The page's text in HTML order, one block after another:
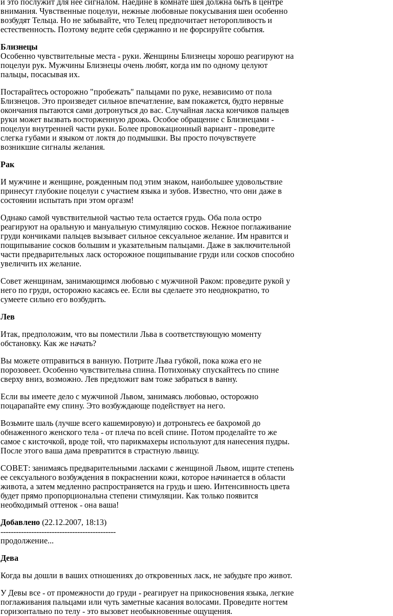
и это послужит для нее сигналом. Наедине в комнате шея должна быть в центре
внимания. Чувственные поцелуи, нежные любовные покусывания шеи особенно
возбудят Тельца. Но не забывайте, что Телец предпочитает неторопливость и
естественность. Поэтому ведите себя сдержанно и не форсируйте события.
Близнецы
Особенно чувствительные места - руки. Женщины Близнецы хорошо реагируют на
поцелуи рук. Мужчины Близнецы очень любят, когда им по одному целуют
пальцы, посасывая их.
Постарайтесь осторожно "пробежать" пальцами по руке, независимо от пола
Близнецов. Это произведет сильное впечатление, вам покажется, будто нервные
окончания пытаются сами дотронуться до вас. Случайная ласка кончиков пальцев
руки может вызвать восторженную дрожь. Особое обращение с Близнецами -
поцелуи внутренней части руки. Более провокационный вариант - проведите
слегка губами и языком от локтя до подмышки. Вы просто почувствуете
возникшие сигналы желания.
Рак
И мужчине и женщине, рожденным под этим знаком, наибольшее удовольствие
принесут глубокие поцелуи с участием языка и зубов. Известно, что они даже в
состоянии испытать при этом оргазм!
Однако самой чувствительной частью тела остается грудь. Оба пола остро
реагируют на оральную и мануальную стимуляцию сосков. Нежное поглаживание
груди кончиками пальцев вызывает сильное сексуальное желание. Им нравится и
пощипывание сосков большим и указательным пальцами. Даже в заключительной
части предварительных ласк осторожное пощипывание груди или сосков способно
увеличить их желание.
Совет женщинам, занимающимся любовью с мужчиной Раком: проведите рукой у
него по груди, осторожно касаясь ее. Если вы сделаете это неоднократно, то
сумеете сильно его возбудить.
Лев
Итак, предположим, что вы поместили Льва в соответствующую моменту
обстановку. Как же начать?
Вы можете отправиться в ванную. Потрите Льва губкой, пока кожа его не
порозовеет. Особенно чувствительна спина. Потихоньку спускайтесь по спине
сверху вниз, возможно. Лев предложит вам тоже забраться в ванну.
Если вы имеете дело с мужчиной Львом, занимаясь любовью, осторожно
поцарапайте ему спину. Это возбуждающе подействует на него.
Возьмите шаль (лучше всего кашемировую) и дотроньтесь ее бахромой до
обнаженного женского тела - от плеча по всей спине. Потом проделайте то же
самое с кисточкой, вроде той, что парикмахеры используют для нанесения пудры.
После этого ваша дама превратится в страстную львицу.
СОВЕТ: занимаясь предварительными ласками с женщиной Львом, ищите степень
ее сексуального возбуждения в покраснении кожи, которое начинается в области
живота, а затем медленно распространяется на грудь и шею. Интенсивность цвета
будет прямо пропорциональна степени стимуляции. Как только появится
необходимый оттенок - она ваша!
Добавлено (22.12.2007, 18:13)
---------------------------------------------
продолжение...
Дева
Когда вы дошли в ваших отношениях до откровенных ласк, не забудьте про живот.
У Девы все - от промежности до груди - реагирует на прикосновения языка, легкие
поглаживания пальцами или чуть заметные касания волосами. Проведите ногтем
горизонтально по телу - это вызовет необыкновенные ощущения.